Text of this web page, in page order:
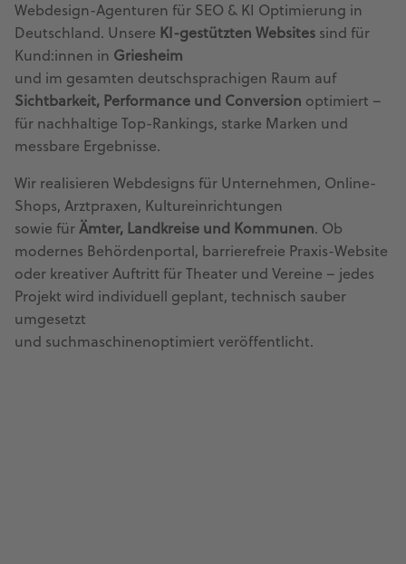
Webdesign-Agenturen für SEO & KI Optimierung in
Deutschland. Unsere KI-gestützten Websites sind für
Kund:innen in Griesheim
und im gesamten deutschsprachigen Raum auf
Sichtbarkeit, Performance und Conversion optimiert –
für nachhaltige Top-Rankings, starke Marken und
messbare Ergebnisse.
Wir realisieren Webdesigns für Unternehmen, Online-
Shops, Arztpraxen, Kultureinrichtungen
sowie für Ämter, Landkreise und Kommunen. Ob
modernes Behördenportal, barrierefreie Praxis-Website
oder kreativer Auftritt für Theater und Vereine – jedes
Projekt wird individuell geplant, technisch sauber
umgesetzt
und suchmaschinenoptimiert veröffentlicht.